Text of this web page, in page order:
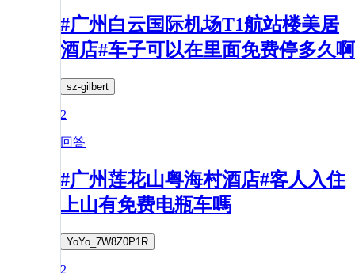
#广州白云国际机场T1航站楼美居
酒店#车子可以在里面免费停多久啊
sz-gilbert
2
回答
#广州莲花山粤海村酒店#客人入住
上山有免费电瓶车嗎
YoYo_7W8Z0P1R
2